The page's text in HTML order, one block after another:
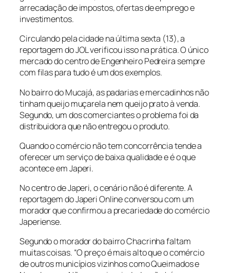
arrecadação de impostos, ofertas de emprego e
investimentos.
Circulando pela cidade na última sexta (13), a
reportagem do JOL verificou isso na prática. O único
mercado do centro de Engenheiro Pedreira sempre
com filas para tudo é um dos exemplos.
No bairro do Mucajá, as padarias e mercadinhos não
tinham queijo muçarela nem queijo prato à venda.
Segundo, um dos comerciantes o problema foi da
distribuidora que não entregou o produto.
Quando o comércio não tem concorrência tende a
oferecer um serviço de baixa qualidade e é o que
acontece em Japeri.
No centro de Japeri, o cenário não é diferente. A
reportagem do Japeri Online conversou com um
morador que confirmou a precariedade do comércio
Japeriense.
Segundo o morador do bairro Chacrinha faltam
muitas coisas. “O preço é mais alto que o comércio
de outros municípios vizinhos como Queimados e